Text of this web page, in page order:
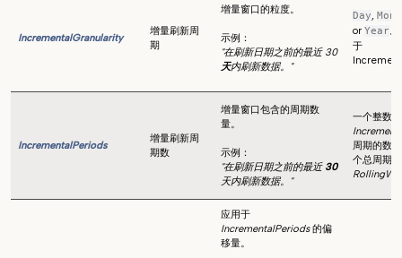
IncrementalGranularity
增量刷新周
期
增量窗口的粒度。
示例：
"在刷新日期之前的最近 30
天内刷新数据。"
Day,
or Year。
于
IncrementalPeriods
增量刷新周
期数
增量窗口包含的周期数
量。
示例：
"在刷新日期之前的最近 30
天内刷新数据。"
一个整数
周期的数
个总周期
应用于
IncrementalPeriods的偏
移量。